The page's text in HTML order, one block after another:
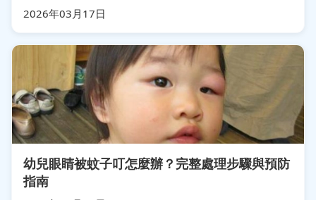
2026年03月17日
幼兒眼睛被蚊子叮怎麼辦？完整處理步驟與預防
指南